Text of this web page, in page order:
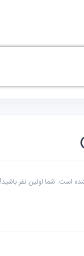
است. شما اولین نفر باشید!